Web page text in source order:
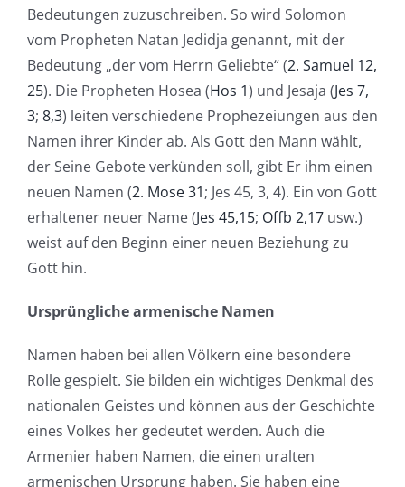
Bedeutungen zuzuschreiben. So wird Solomon
vom Propheten Natan Jedidja genannt, mit der
Bedeutung „der vom Herrn Geliebte“ (2. Samuel 12,
25). Die Propheten Hosea (Hos 1) und Jesaja (Jes 7,
3; 8,3) leiten verschiedene Prophezeiungen aus den
Namen ihrer Kinder ab. Als Gott den Mann wählt,
der Seine Gebote verkünden soll, gibt Er ihm einen
neuen Namen (2. Mose 31; Jes 45, 3, 4). Ein von Gott
erhaltener neuer Name (Jes 45,15; Offb 2,17usw.)
weist auf den Beginn einer neuen Beziehung zu
Gott hin.
Ursprüngliche armenische Namen
Namen haben bei allen Völkern eine besondere
Rolle gespielt. Sie bilden ein wichtiges Denkmal des
nationalen Geistes und können aus der Geschichte
eines Volkes her gedeutet werden. Auch die
Armenier haben Namen, die einen uralten
armenischen Ursprung haben. Sie haben eine